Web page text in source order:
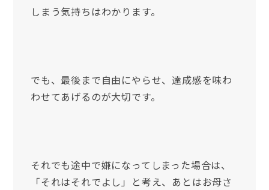
しまう気持ちはわかります。
でも、最後まで自由にやらせ、達成感を味わ
わせてあげるのが大切です。
それでも途中で嫌になってしまった場合は、
「それはそれでよし」と考え、あとはお母さ